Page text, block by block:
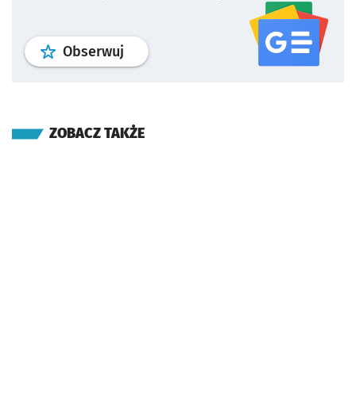
Obserwuj profil serwisu
ZOBACZ TAKŻE